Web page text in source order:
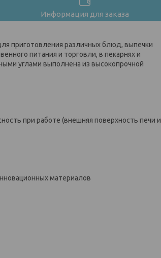
Информация для заказа
приготовления различных блюд, выпечки
питания и торговли, в пекарнях и
углами выполнена из высокопрочной
при работе (внешняя поверхность печи и
материалов